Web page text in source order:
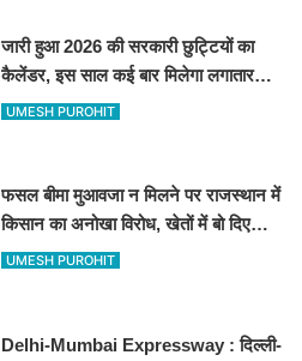
जारी हुआ 2026 की सरकारी छुट्टियों का
कैलेंडर, इस साल कई बार मिलेगा लगातार
अवकाश, देखें
UMESH PUROHIT
फसल बीमा मुआवजा न मिलने पर राजस्थान में
किसान का अनोखा विरोध, खेतों में बो दिए
500-500 रुपए के नोट, वीडियो वायरल
UMESH PUROHIT
Delhi-Mumbai Expressway : दिल्ली-